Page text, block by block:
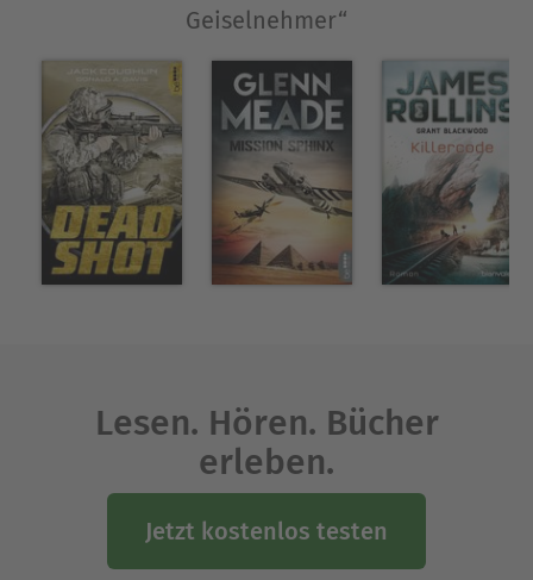
1 - POWER DOWN - Zielscheibe USA
2 - COUP D'ÉTAT - Der Staatsstreich
3 - THE LAST REFUGE - Welt am Abgrund
4 - EYE FOR AN EYE - Auge um Auge
5 - INDEPENDENCE DAY - Ein Tag zum Töten
6 - FIRST STRIKE - Geiselnehmer
7 - TRAP THE DEVIL - Verschwörung
8 - BLOODY SUNDAY - Blutiger Sonntag
Ausblenden
Geiselnehmer“
Lesen. Hören. Bücher
erleben.
Jetzt kostenlos testen